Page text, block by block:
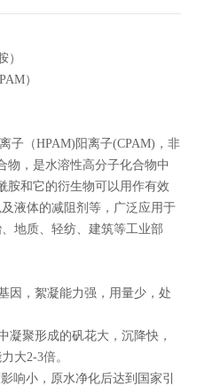
）
）
（HPAM)阳离子(CPAM)，非
物，是水溶性高分子化合物中
胺和它的衍生物可以用作有效
液体的减阻剂等，广泛应用于
地质、轻纺、建筑等工业部
因，絮凝能力强，用量少，处
聚形成的矾花大，沉降快，
大2-3倍。
响小，原水净化后达到国家引